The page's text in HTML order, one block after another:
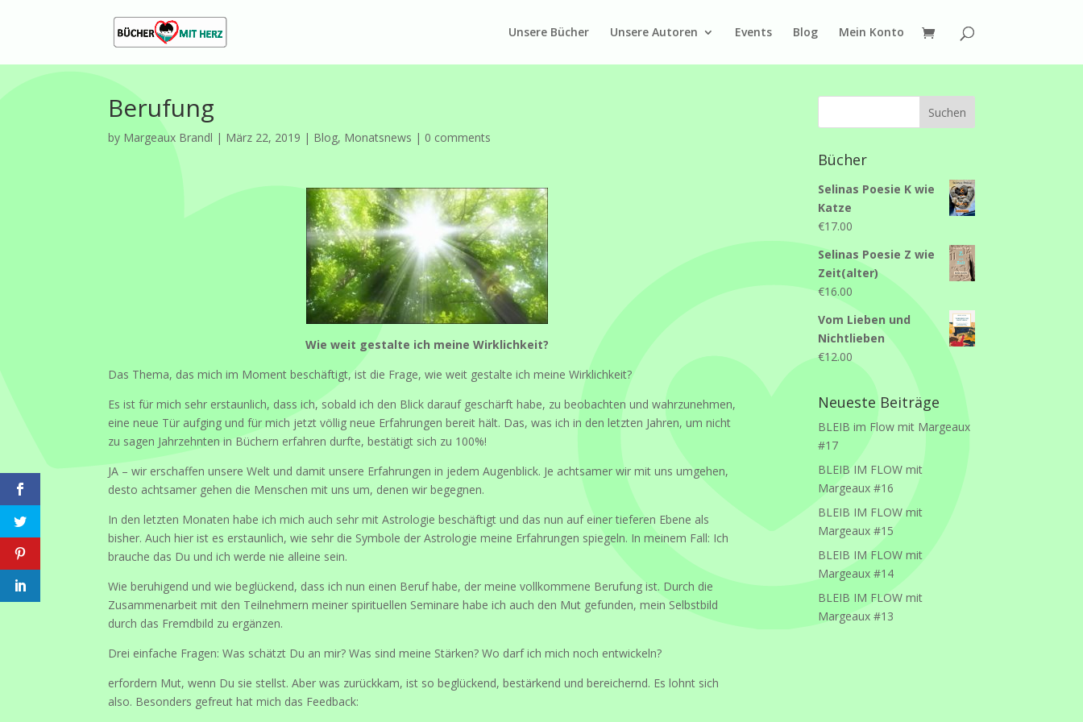
Unsere Bücher Unsere Autoren Events Blog Mein Konto
Berufung
by Margeaux Brandl | März 22, 2019 | Blog, Monatsnews | 0 comments
Wie weit gestalte ich meine Wirklichkeit?
Das Thema, das mich im Moment beschäftigt, ist die Frage, wie weit gestalte ich meine Wirklichkeit?
Es ist für mich sehr erstaunlich, dass ich, sobald ich den Blick darauf geschärft habe, zu beobachten und wahrzunehmen,
eine neue Tür aufging und für mich jetzt völlig neue Erfahrungen bereit hält. Das, was ich in den letzten Jahren, um nicht
zu sagen Jahrzehnten in Büchern erfahren durfte, bestätigt sich zu 100%!
JA – wir erschaffen unsere Welt und damit unsere Erfahrungen in jedem Augenblick. Je achtsamer wir mit uns umgehen,
desto achtsamer gehen die Menschen mit uns um, denen wir begegnen.
In den letzten Monaten habe ich mich auch sehr mit Astrologie beschäftigt und das nun auf einer tieferen Ebene als
bisher. Auch hier ist es erstaunlich, wie sehr die Symbole der Astrologie meine Erfahrungen spiegeln. In meinem Fall: Ich
brauche das Du und ich werde nie alleine sein.
Wie beruhigend und wie beglückend, dass ich nun einen Beruf habe, der meine vollkommene Berufung ist. Durch die
Zusammenarbeit mit den Teilnehmern meiner spirituellen Seminare habe ich auch den Mut gefunden, mein Selbstbild
durch das Fremdbild zu ergänzen.
Drei einfache Fragen: Was schätzt Du an mir? Was sind meine Stärken? Wo darf ich mich noch entwickeln?
erfordern Mut, wenn Du sie stellst. Aber was zurückkam, ist so beglückend, bestärkend und bereichernd. Es lohnt sich
also. Besonders gefreut hat mich das Feedback:
Bücher
Selinas Poesie K wie
Katze
€17.00
Selinas Poesie Z wie
Zeit(alter)
€16.00
Vom Lieben und
Nichtlieben
€12.00
Neueste Beiträge
BLEIB im Flow mit Margeaux
#17
BLEIB IM FLOW mit
Margeaux #16
BLEIB IM FLOW mit
Margeaux #15
BLEIB IM FLOW mit
Margeaux #14
BLEIB IM FLOW mit
Margeaux #13